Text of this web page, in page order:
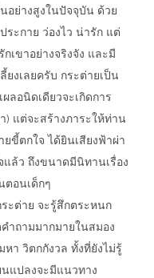
อย่างสูงในปัจจุบัน ด้วย
ะกาย ว่องไว น่ารัก แต่
เขาอย่างจริงจัง และมี
ยงเลยครับ กระต่ายเป็น
ลอนิดเดียวจะเกิดการ
) แต่จะสร้างภาระให้ท่าน
ขี้ตกใจ ได้ยินเสียงฟ้าผ่า
ล้ว ถึงขนาดมีนิทานเรื่อง
ตอนเด็กๆ
ะต่าย จะรู้สึกตระหนก
ำถามมากมายในสมอง
า วิตกกังวล ทั้งที่ยังไม่รู้
นแปลงจะมีแนวทาง